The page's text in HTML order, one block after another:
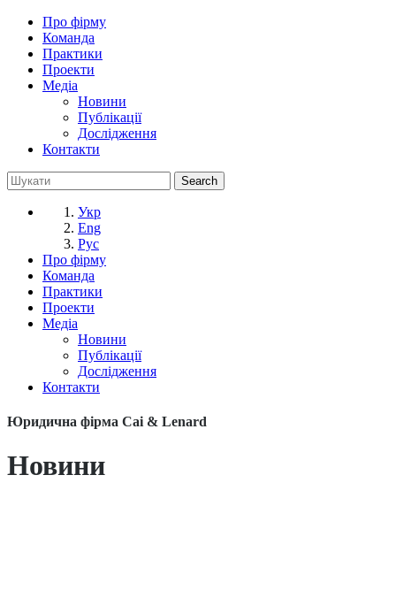
Про фірму
Команда
Практики
Проекти
Медіа
Новини
Публікації
Дослідження
Контакти
Укр
Eng
Рус
Про фірму
Команда
Практики
Проекти
Медіа
Новини
Публікації
Дослідження
Контакти
Юридична фірма Cai & Lenard
Новини